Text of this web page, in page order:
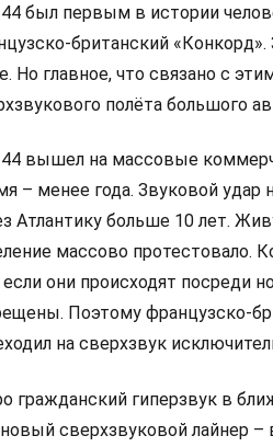
был первым в истории
британский
Но главное, что связано с
полёта большого
вышел на массовые
– менее года. Звуковой удар
Атлантику больше 10 лет.
массово протестовало.
они происходят посреди
Поэтому французско-
на сверхзвук
гражданский гиперзвук в
сверхзвуковой лайнер –